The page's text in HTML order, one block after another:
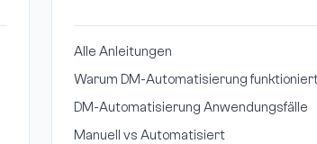
Alle Anleitungen
Warum DM-Automatisierung
DM-Automatisierung Anwendungsfälle
Manuell vs Automatisiert